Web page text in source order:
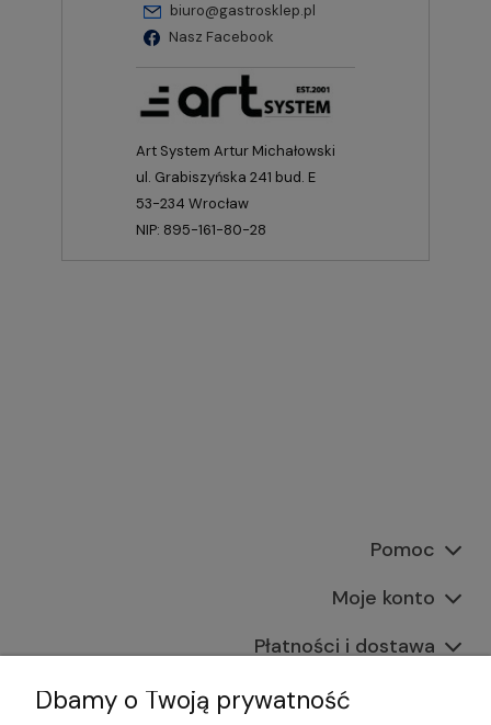
biuro@gastrosklep.pl
Nasz Facebook
Art System Artur Michałowski
ul. Grabiszyńska 241 bud. E
53-234 Wrocław
NIP: 895-161-80-28
Pomoc
Moje konto
Płatności i dostawa
Informacje
Dbamy o Twoją prywatność